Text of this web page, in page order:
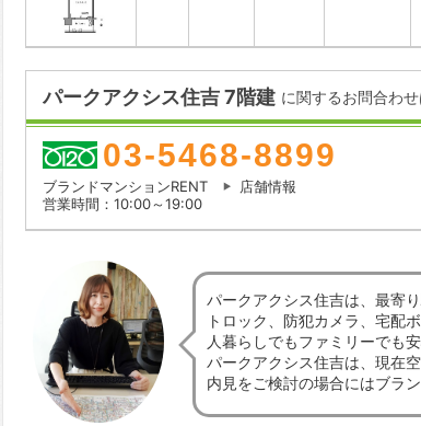
パークアクシス住吉 7階建 に関するお問合わ
03-5468-8899
ブランドマンションRENT
店舗情報
営業時間：10:00～19:00
パークアクシス住吉は、最寄
トロック、防犯カメラ、宅配
人暮らしでもファミリーでも
パークアクシス住吉は、現在
内見をご検討の場合にはブラ